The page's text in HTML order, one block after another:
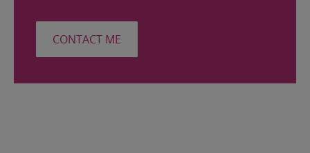
CONTACT ME